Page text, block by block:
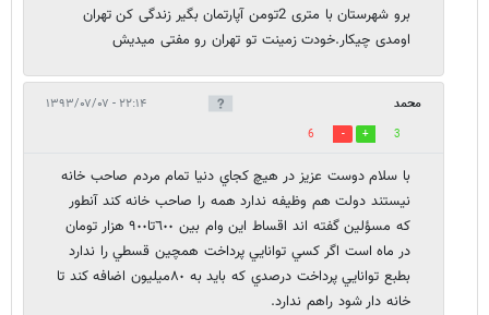
برو شهرستان با متری 2تومن آپارتمان بگیر زندگی کن تهران
اومدی چیکار.خودت زمینت تو تهران رو مفتی میدیش
محمد ۲۲:۱۴ - ۱۳۹۳/۰۷/۰۷
3
6
با سلام دوست عزيز در هيچ كجاي دنيا تمام مردم صاحب خانه
نيستند دولت هم وظيفه ندارد همه را صاحب خانه كند آنطور
كه مسؤلين گفته اند اقساط اين وام بين ٦٠٠تا٩٠٠ هزار تومان
در ماه است اگر كسي توانايي پرداخت همچين قسطي را ندارد
بطبع توانايي پرداخت درصدي كه بايد به ٨٠ميليون اضافه كند تا
خانه دار شود راهم ندارد.